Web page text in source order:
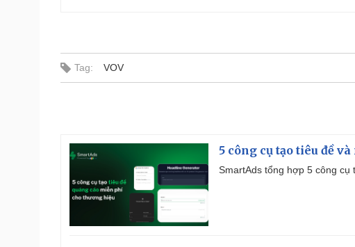
Tag: VOV
5 công cụ tạo tiêu đề
SmartAds tổng hợp 5 công cụ